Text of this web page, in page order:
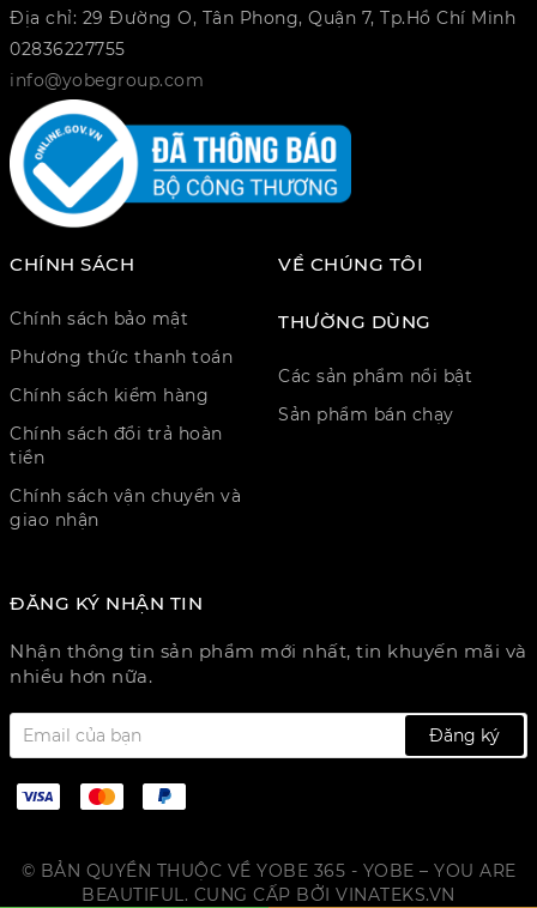
Địa chỉ: 29 Đường O, Tân Phong, Quận 7, Tp.Hồ Chí Minh
02836227755
info@yobegroup.com
CHÍNH SÁCH
Chính sách bảo mật
Phương thức thanh toán
Chính sách kiểm hàng
Chính sách đổi trả hoàn
tiền
Chính sách vận chuyển và
giao nhận
VỀ CHÚNG TÔI
THƯỜNG DÙNG
Các sản phẩm nổi bật
Sản phẩm bán chạy
ĐĂNG KÝ NHẬN TIN
Nhận thông tin sản phẩm mới nhất, tin khuyến mãi và
nhiều hơn nữa.
Đăng ký
© BẢN QUYỀN THUỘC VỀ YOBE 365 - YOBE – YOU ARE
BEAUTIFUL. CUNG CẤP BỞIVINATEKS.VN